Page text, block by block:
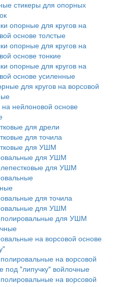
стикеры для опорных
опорные для кругов на
основе толстые
опорные для кругов на
основе тонкие
опорные для кругов на
основе усиленные
для кругов на ворсовой
нейлоновой основе
для дрели
для точила
для УШМ
для УШМ
лепестковые для УШМ
для точила
для УШМ
полировальные для УШМ
на ворсовой основе
полировальные на ворсовой
под "липучку" войлочные
полировальные на ворсовой